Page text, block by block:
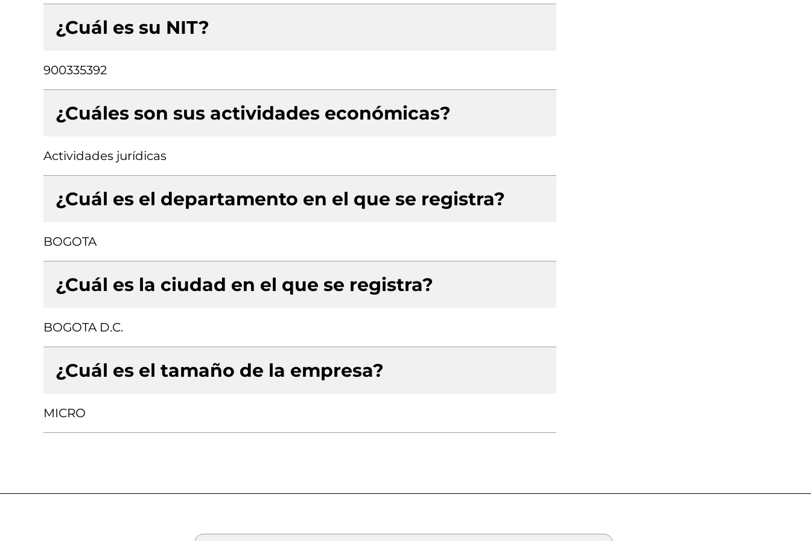
¿Cuál es su NIT?
900335392
¿Cuáles son sus actividades económicas?
Actividades jurídicas
¿Cuál es el departamento en el que se registra?
BOGOTA
¿Cuál es la ciudad en el que se registra?
BOGOTA D.C.
¿Cuál es el tamaño de la empresa?
MICRO